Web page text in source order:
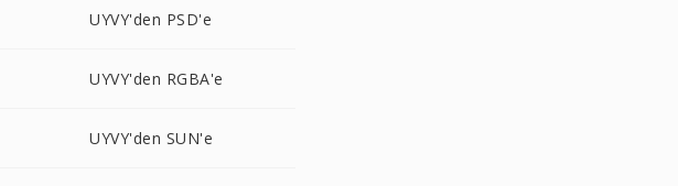
UYVY'den PSD'e
UYVY'den RGBA'e
UYVY'den SUN'e